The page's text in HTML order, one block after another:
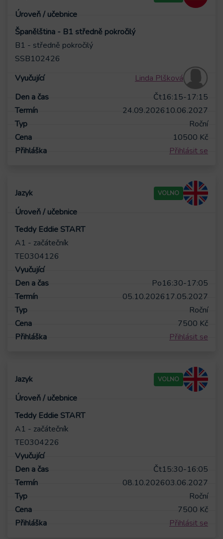
Španělština - B1 středně pokročilý
B1 - středně pokročilý
SSB102426
Linda Plšková
Čt16:15-17:15
24.09.202610.06.2027
Roční
10500 Kč
Přihlásit se
VOLNO
Teddy Eddie START
A1 - začátečník
TE0304126
Po16:30-17:05
05.10.202617.05.2027
Roční
7500 Kč
Přihlásit se
VOLNO
Teddy Eddie START
A1 - začátečník
TE0304226
Čt15:30-16:05
08.10.202603.06.2027
Roční
7500 Kč
Přihlásit se